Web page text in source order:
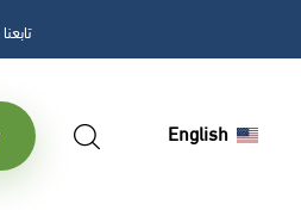
تابعنا
English